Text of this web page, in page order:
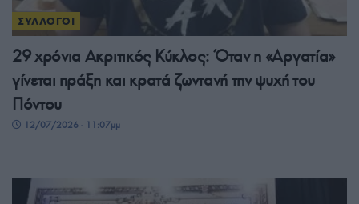
ΣΥΛΛΟΓΟΙ
29 χρόνια Ακριτικός Κύκλος: Όταν η «Αργατία»
γίνεται πράξη και κρατά ζωντανή την ψυχή του
Πόντου
12/07/2026 - 11:07μμ